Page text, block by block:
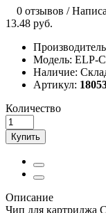
0 отзывов /
13.48 руб.
Модель: ELP-
Наличие:
Артикул:
Количество
Купить
Описание
Чип для картриджа